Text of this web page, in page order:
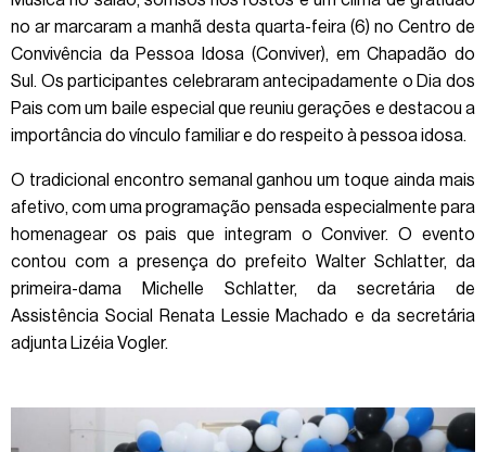
no ar marcaram a manhã desta quarta-feira (6) no Centro de
Convivência da Pessoa Idosa (Conviver), em Chapadão do
Sul. Os participantes celebraram antecipadamente o Dia dos
Pais com um baile especial que reuniu gerações e destacou a
importância do vínculo familiar e do respeito à pessoa idosa.
O tradicional encontro semanal ganhou um toque ainda mais
afetivo, com uma programação pensada especialmente para
homenagear os pais que integram o Conviver. O evento
contou com a presença do prefeito Walter Schlatter, da
primeira-dama Michelle Schlatter, da secretária de
Assistência Social Renata Lessie Machado e da secretária
adjunta Lizéia Vogler.